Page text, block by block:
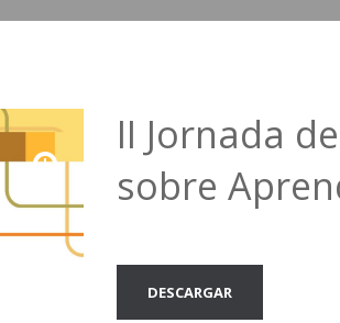
II Jornada
sobre
DESCARGAR